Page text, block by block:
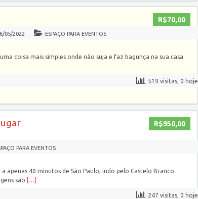
R$70,00
05/2022 ESPAÇO PARA EVENTOS
coisa mais simples onde não suja e faz bagunça na sua casa
519 visitas, 0 hoje
R$950,00
PARA EVENTOS
apenas 40 minutos de São Paulo, indo pelo Castelo Branco.
são […]
247 visitas, 0 hoje